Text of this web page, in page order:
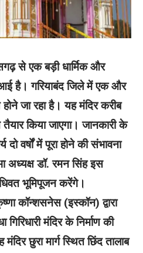
से एक बड़ी धार्मिक और
है। गरियाबंद जिले में एक और
होने जा रहा है। यह मंदिर करीब
किया जाएगा। जानकारी के
दो वर्षों में पूरा होने की संभावना
अध्यक्ष डॉ. रमन सिंह इस
भूमिपूजन करेंगे।
कॉन्शसनेस (इस्कॉन) द्वारा
गिरिधारी मंदिर के निर्माण की
छुरा मार्ग स्थित छिंद तालाब